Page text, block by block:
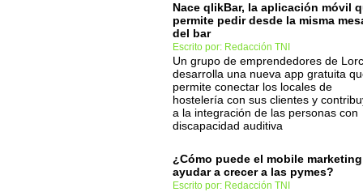
Nace qlikBar, la aplicación móvil
permite pedir desde la misma
del bar
Escrito por: Redacción TNI
Un grupo de emprendedores de
desarrolla una nueva app gratuita
permite conectar los locales de
hostelería con sus clientes y
a la integración de las personas con
discapacidad auditiva
¿Cómo puede el mobile marketing
ayudar a crecer a las pymes?
Escrito por: Redacción TNI